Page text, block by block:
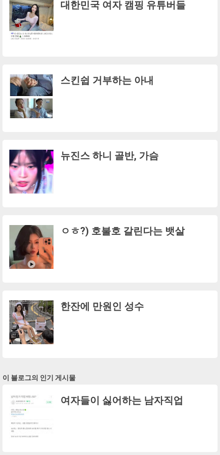
대한민국 여자 캠핑 유튜버들
스킨쉽 거부하는 아내
뉴진스 하니 골반, 가슴
ㅇㅎ?) 호불호 갈린다는 뱃살
한잔에 만원인 성수
이 블로그의 인기 게시물
여자들이 싫어하는 남자직업